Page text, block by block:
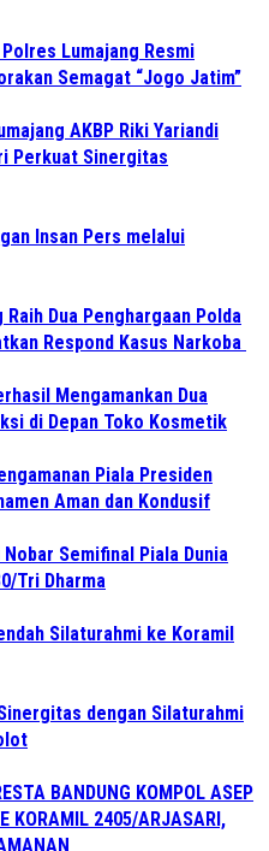
Lumajang Resmi
Semagat “Jogo Jatim”
AKBP Riki Yariandi
Perkuat Sinergitas
Insan Pers melalui
Dua Penghargaan Polda
Respond Kasus Narkoba
Mengamankan Dua
di Depan Toko Kosmetik
Piala Presiden
Aman dan Kondusif
Semifinal Piala Dunia
Tri Dharma
Silaturahmi ke Koramil
dengan Silaturahmi
BANDUNG KOMPOL ASEP
KORAMIL 2405/ARJASARI,